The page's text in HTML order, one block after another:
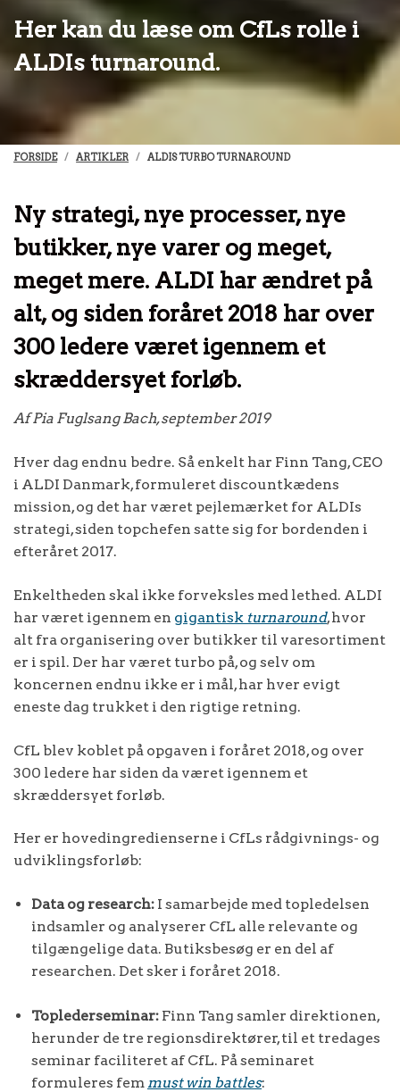
Her kan du læse om CfLs rolle i
ALDIs turnaround.
FORSIDE ARTIKLER ALDIS TURBO TURNAROUND
Ny strategi, nye processer, nye
butikker, nye varer og meget,
meget mere. ALDI har ændret på
alt, og siden foråret 2018 har over
300 ledere været igennem et
skræddersyet forløb.
Af Pia Fuglsang Bach, september 2019
Hver dag endnu bedre. Så enkelt har Finn Tang, CEO
i ALDI Danmark, formuleret discountkædens
mission, og det har været pejlemærket for ALDIs
strategi, siden topchefen satte sig for bordenden i
efteråret 2017.
Enkeltheden skal ikke forveksles med lethed. ALDI
har været igennem en gigantisk turnaround, hvor
alt fra organisering over butikker til varesortiment
er i spil. Der har været turbo på, og selv om
koncernen endnu ikke er i mål, har hver evigt
eneste dag trukket i den rigtige retning.
CfL blev koblet på opgaven i foråret 2018, og over
300 ledere har siden da været igennem et
skræddersyet forløb.
Her er hovedingredienserne i CfLs rådgivnings- og
udviklingsforløb:
Data og research: I samarbejde med topledelsen
indsamler og analyserer CfL alle relevante og
tilgængelige data. Butiksbesøg er en del af
researchen. Det sker i foråret 2018.
Toplederseminar: Finn Tang samler direktionen,
herunder de tre regionsdirektører, til et tredages
seminar faciliteret af CfL. På seminaret
formuleres femmust win battles: